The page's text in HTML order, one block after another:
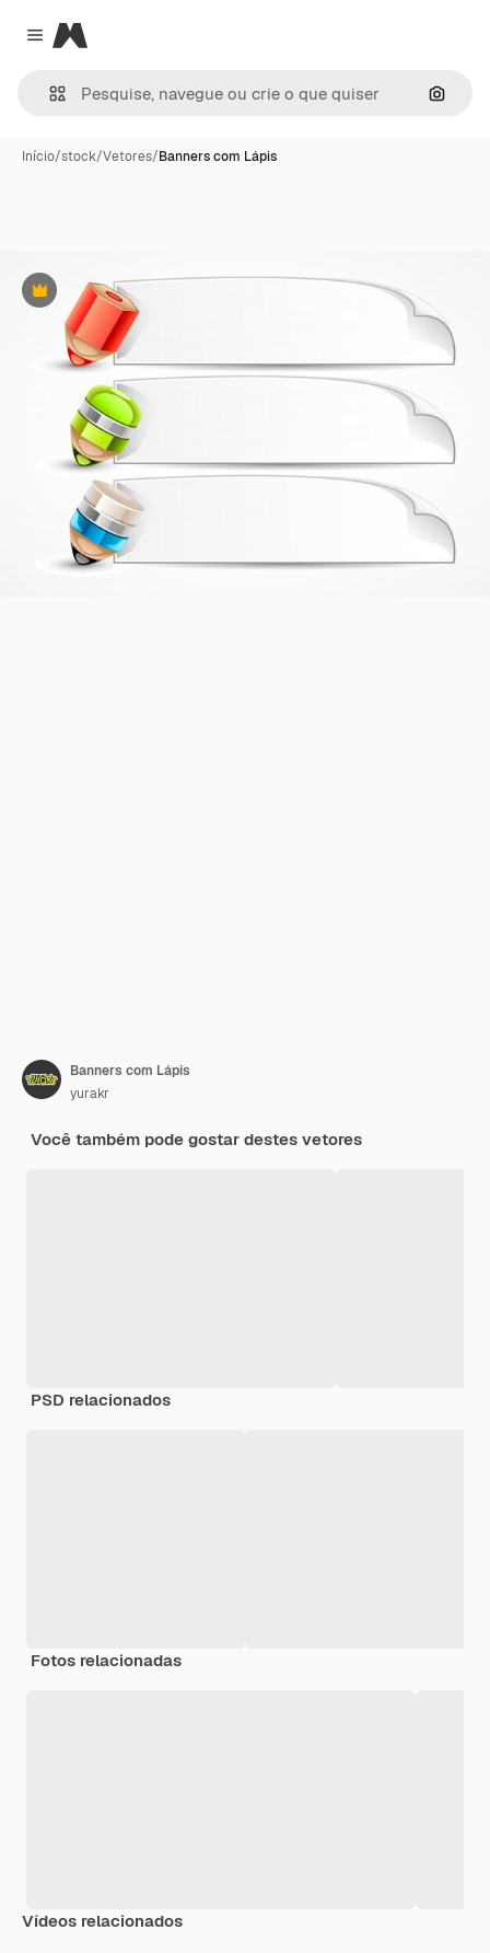
Close menu
Magnific
Início/stock/Vetores/Banners com Lápis
Premium
Banners com Lápis
yurakr
Você também pode gostar destes vetores
PSD relacionados
Fotos relacionadas
Vídeos relacionados